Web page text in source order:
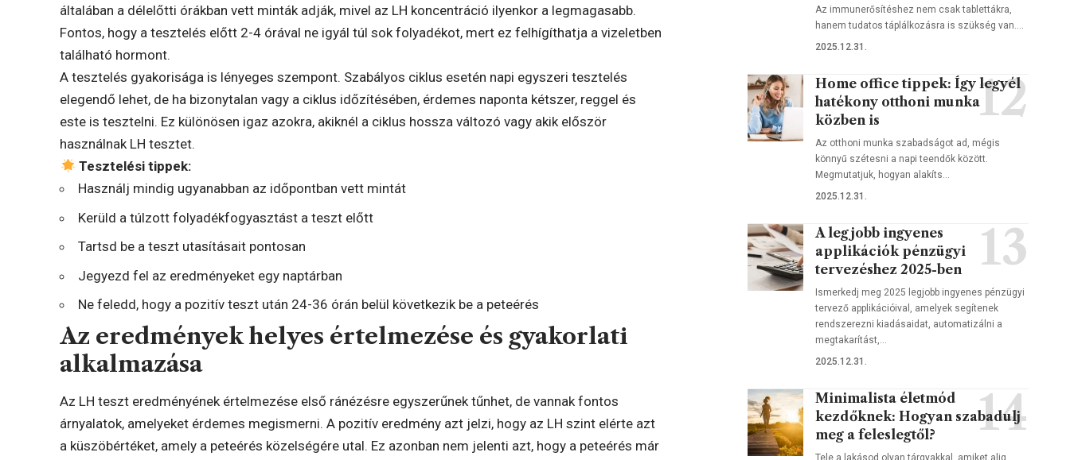
általában a délelőtti órákban vett minták adják, mivel az LH koncentráció ilyenkor a legmagasabb.
Fontos, hogy a tesztelés előtt 2-4 órával ne igyál túl sok folyadékot, mert ez felhígíthatja a vizeletben
található hormont.
A tesztelés gyakorisága is lényeges szempont. Szabályos ciklus esetén napi egyszeri tesztelés
elegendő lehet, de ha bizonytalan vagy a ciklus időzítésében, érdemes naponta kétszer, reggel és
este is tesztelni. Ez különösen igaz azokra, akiknél a ciklus hossza változó vagy akik először
használnak LH tesztet.
Tesztelési tippek:
Használj mindig ugyanabban az időpontban vett mintát
Kerüld a túlzott folyadékfogyasztást a teszt előtt
Tartsd be a teszt utasításait pontosan
Jegyezd fel az eredményeket egy naptárban
Ne feledd, hogy a pozitív teszt után 24-36 órán belül következik be a peteérés
Az eredmények helyes értelmezése és gyakorlati
alkalmazása
Az LH teszt eredményének értelmezése első ránézésre egyszerűnek tűnhet, de vannak fontos
árnyalatok, amelyeket érdemes megismerni. A pozitív eredmény azt jelzi, hogy az LH szint elérte azt
a küszöbértéket, amely a peteérés közelségére utal. Ez azonban nem jelenti azt, hogy a peteérés már
Az immunerősítéshez nem csak tablettákra,
hanem tudatos táplálkozásra is szükség van.…
2025.12.31.
Home office tippek: Így legyél
hatékony otthoni munka
közben is
Az otthoni munka szabadságot ad, mégis
könnyű szétesni a napi teendők között.
Megmutatjuk, hogyan alakíts…
2025.12.31.
A legjobb ingyenes
applikációk pénzügyi
tervezéshez 2025-ben
Ismerkedj meg 2025 legjobb ingyenes pénzügyi
tervező applikációival, amelyek segítenek
rendszerezni kiadásaidat, automatizálni a
megtakarítást,…
2025.12.31.
Minimalista életmód
kezdőknek: Hogyan szabadulj
meg a feleslegtől?
Tele a lakásod olyan tárgyakkal, amiket alig